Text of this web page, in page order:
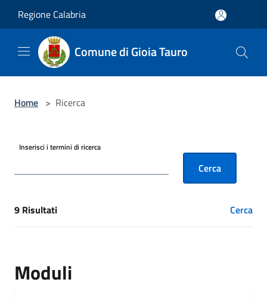
Regione Calabria
Comune di Gioia Tauro
Home > Ricerca
Inserisci i termini di ricerca
Cerca
[results] Risultati
9 Risultati Cerca
Moduli